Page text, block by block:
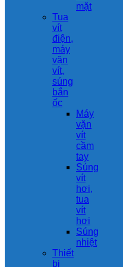
mặt
Tua
vít
điện,
máy
vặn
vít,
súng
bắn
ốc
Máy
vặn
vít
cầm
tay
Súng
vít
hơi,
tua
vít
hơi
Súng
nhiệt
Thiết
bị